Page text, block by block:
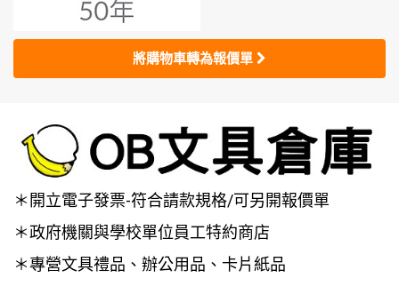
將購物車轉為報價單
＊開立電子發票-符合請款規格/可另開報價單
＊政府機關與學校單位員工特約商店
＊專營文具禮品、辦公用品、卡片紙品